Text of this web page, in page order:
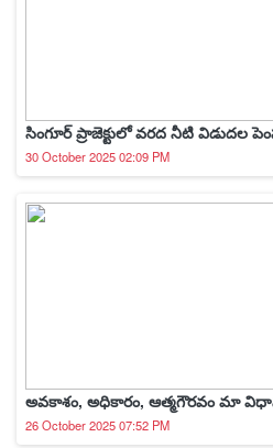
సింగూర్ ప్రాజెక్టులో వరద నీటి విడుదల
30 October 2025 02:09 PM
అవకాశం, అధికారం, ఆత్మగౌరవం మా
26 October 2025 07:52 PM